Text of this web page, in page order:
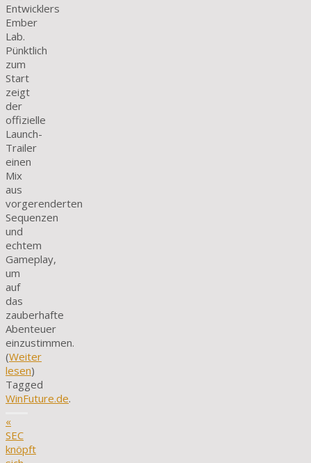
Entwicklers
Ember
Lab.
Pünktlich
zum
Start
zeigt
der
offizielle
Launch-
Trailer
einen
Mix
aus
vorgerenderten
Sequenzen
und
echtem
Gameplay,
um
auf
das
zauberhafte
Abenteuer
einzustimmen.
(Weiter
lesen)
Tagged
WinFuture.de.
«
SEC
knöpft